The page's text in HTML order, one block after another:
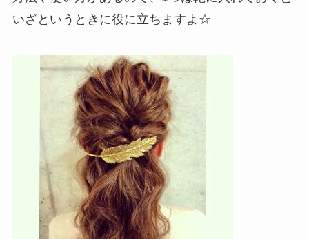
いざというときに役に立ちますよ☆